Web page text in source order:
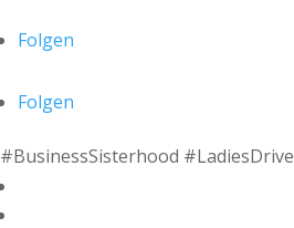
Folgen
Folgen
#BusinessSisterhood #LadiesDrive